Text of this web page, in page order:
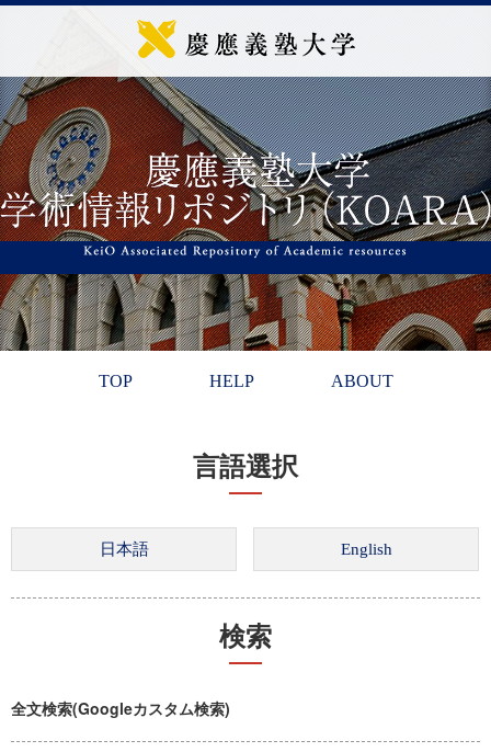
TOP HELP ABOUT
言語選択
検索
全文検索(Googleカスタム検索)